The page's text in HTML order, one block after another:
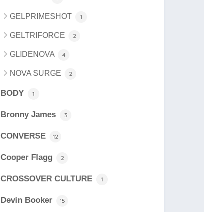
GELPRIMESHOT 1
GELTRIFORCE 2
GLIDENOVA 4
NOVA SURGE 2
BODY 1
Bronny James 3
CONVERSE 12
Cooper Flagg 2
CROSSOVER CULTURE 1
Devin Booker 15